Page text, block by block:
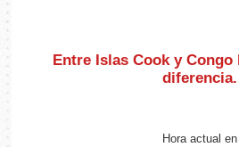
Entre Islas Cook y Congo
diferencia.
Hora actual en